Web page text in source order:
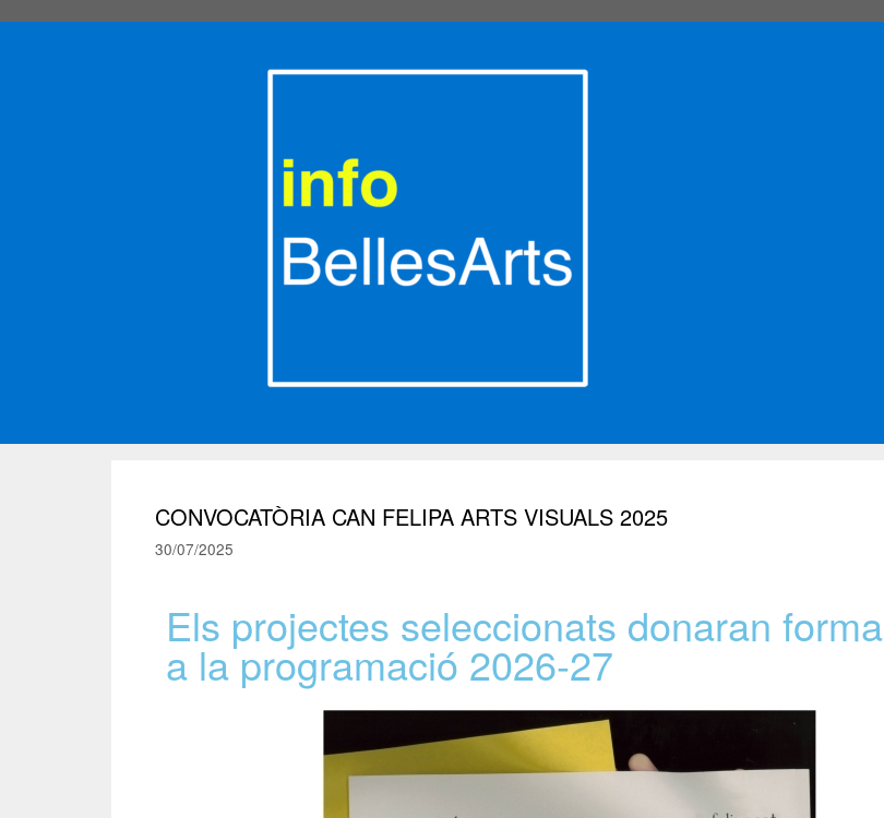
CONVOCATÒRIA CAN FELIPA ARTS VISUALS 2025
30/07/2025
Els projectes seleccionats donaran forma
a la programació 2026-27